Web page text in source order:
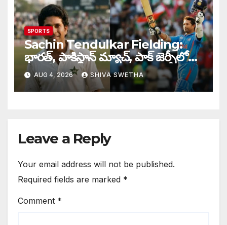
SPORTS
Sachin Tendulkar Fielding:
భారత్, పాకిస్థాన్ మ్యాచ్, పాక్ జెర్సీలో
బరిలోకి దిగిన సచిన్…
AUG 4, 2026 SHIVA SWETHA
Leave a Reply
Your email address will not be published.
Required fields are marked *
Comment *